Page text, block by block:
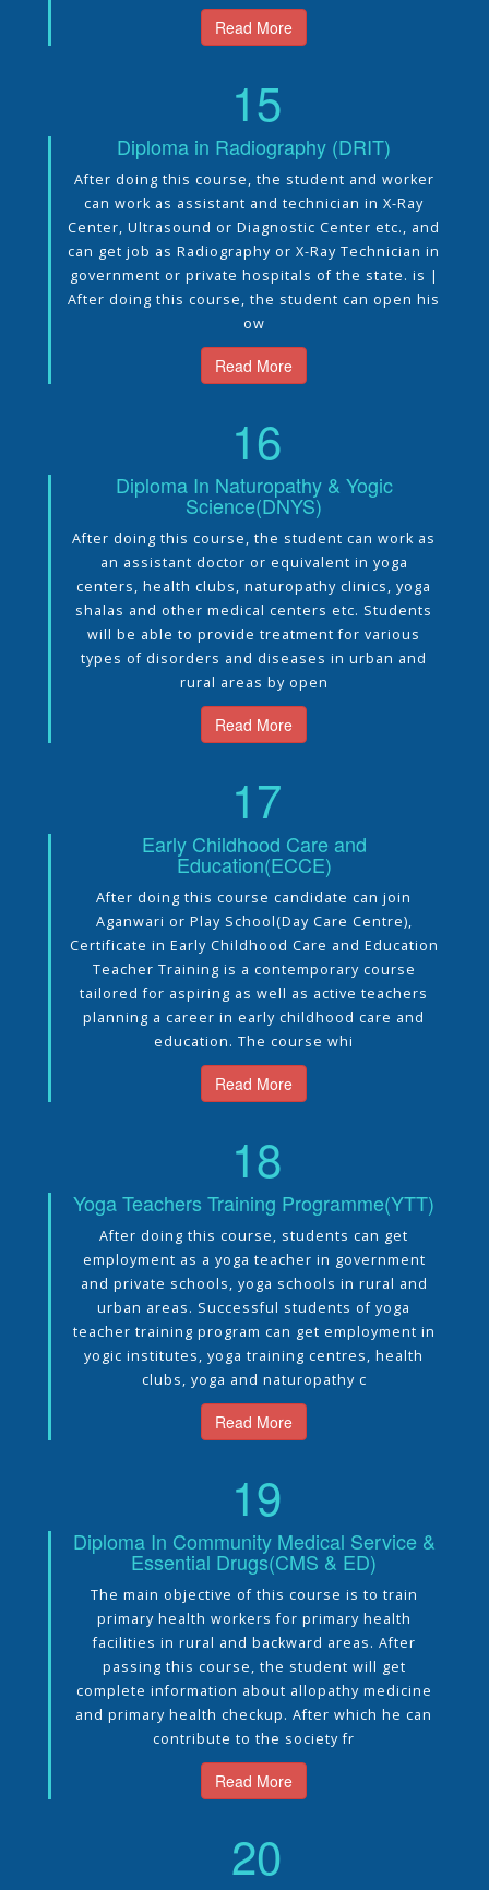
Read More
15
Diploma in Radiography (DRIT)
After doing this course, the student and worker
can work as assistant and technician in X-Ray
Center, Ultrasound or Diagnostic Center etc., and
can get job as Radiography or X-Ray Technician in
government or private hospitals of the state. is |
After doing this course, the student can open his
ow
Read More
16
Diploma In Naturopathy & Yogic
Science(DNYS)
After doing this course, the student can work as
an assistant doctor or equivalent in yoga
centers, health clubs, naturopathy clinics, yoga
shalas and other medical centers etc. Students
will be able to provide treatment for various
types of disorders and diseases in urban and
rural areas by open
Read More
17
Early Childhood Care and
Education(ECCE)
After doing this course candidate can join
Aganwari or Play School(Day Care Centre),
Certificate in Early Childhood Care and Education
Teacher Training is a contemporary course
tailored for aspiring as well as active teachers
planning a career in early childhood care and
education. The course whi
Read More
18
Yoga Teachers Training Programme(YTT)
After doing this course, students can get
employment as a yoga teacher in government
and private schools, yoga schools in rural and
urban areas. Successful students of yoga
teacher training program can get employment in
yogic institutes, yoga training centres, health
clubs, yoga and naturopathy c
Read More
19
Diploma In Community Medical Service &
Essential Drugs(CMS & ED)
The main objective of this course is to train
primary health workers for primary health
facilities in rural and backward areas. After
passing this course, the student will get
complete information about allopathy medicine
and primary health checkup. After which he can
contribute to the society fr
Read More
20